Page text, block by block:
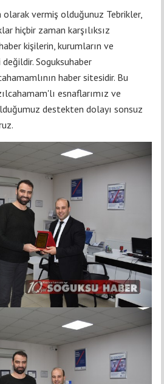
olarak vermiş olduğunuz Tebrikler,
hiçbir zaman karşılıksız
kişilerin, kurumların ve
Soguksuhaber
haber sitesidir. Bu
esnaflarımız ve
destekten dolayı sonsuz